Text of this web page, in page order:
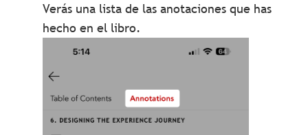
Verás una lista de las anotaciones que has
hecho en el libro.